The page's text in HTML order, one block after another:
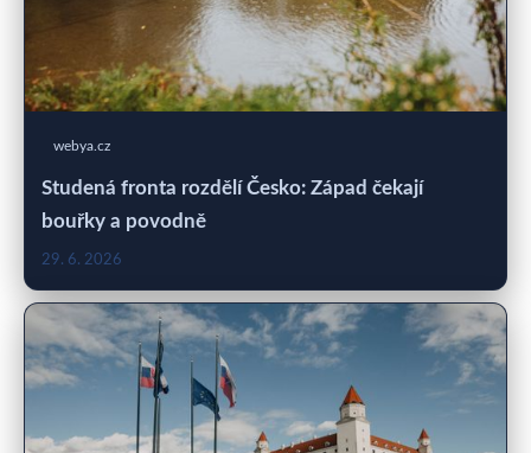
webya.cz
Studená fronta rozdělí Česko: Západ čekají
bouřky a povodně
29. 6. 2026